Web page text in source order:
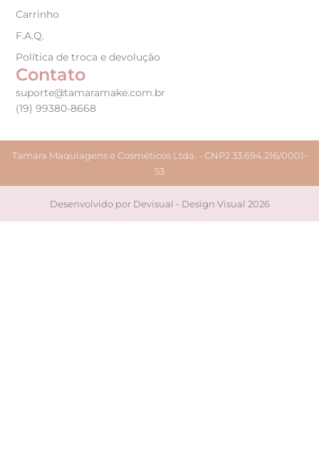
Carrinho
F.A.Q.
Política de troca e devolução
Contato
suporte@tamaramake.com.br
(19) 99380-8668
Tamara Maquiagens e Cosméticos Ltda. - CNPJ 33.694.216/0001-
53
Desenvolvido por Devisual - Design Visual 2026